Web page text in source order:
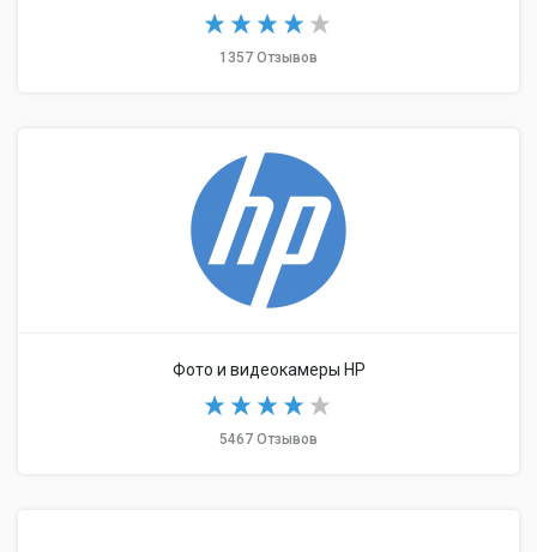
1357 Отзывов
Фото и видеокамеры HP
5467 Отзывов